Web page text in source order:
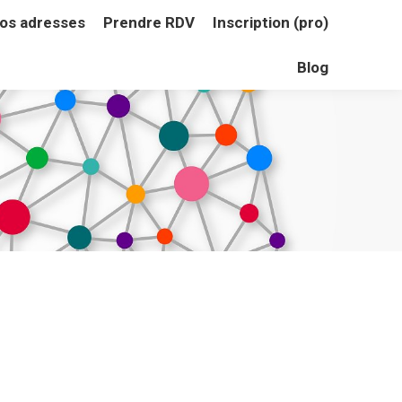
adresses Prendre RDV Inscription (pro)
Blog
adresses Prendre RDV
Inscription (pro)